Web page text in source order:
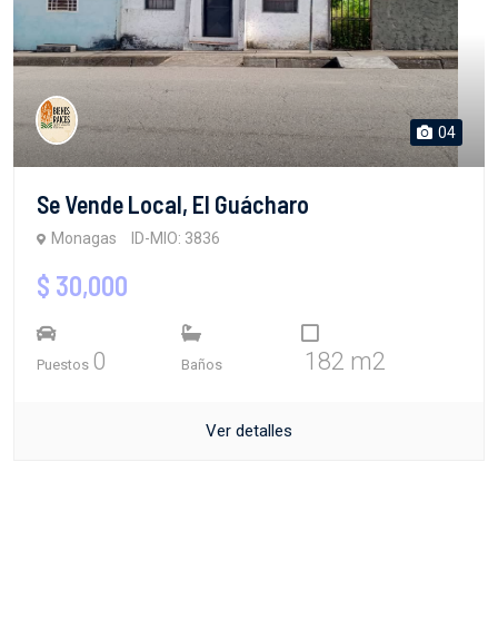
04
Se Vende Local, El Guácharo
Monagas ID-MIO: 3836
$ 30,000
Puestos 0 Baños 182 m2
Ver detalles